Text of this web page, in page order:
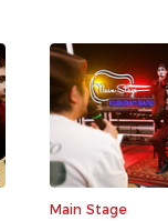
Main Stage